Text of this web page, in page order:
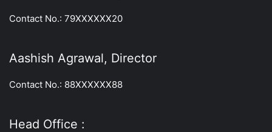
Contact No.: 79XXXXXX20
Aashish Agrawal, Director
Contact No.: 88XXXXXX88
Head Office :